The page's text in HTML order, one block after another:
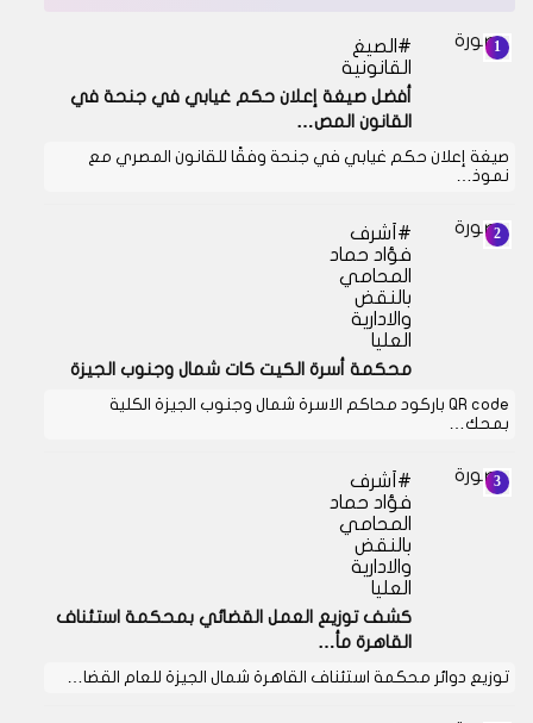
الصيغ
القانونية
أفضل صيغة إعلان حكم غيابي في جنحة في
القانون المص…
صيغة إعلان حكم غيابي في جنحة وفقًا للقانون المصري مع
نموذ…
أشرف
فؤاد حماد
المحامي
بالنقض
والادارية
العليا
محكمة أسرة الكيت كات شمال وجنوب الجيزة
QR code باركود محاكم الاسرة شمال وجنوب الجيزة الكلية
بمحك…
أشرف
فؤاد حماد
المحامي
بالنقض
والادارية
العليا
كشف توزيع العمل القضائي بمحكمة استئناف
القاهرة مأ…
توزيع دوائر محكمة استئناف القاهرة شمال الجيزة للعام القضا…